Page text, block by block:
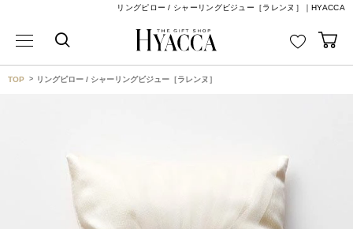
リングピロー / シャーリングビジュー［ラレンヌ］｜HYACCA
TOP リングピロー / シャーリングビジュー［ラレンヌ］